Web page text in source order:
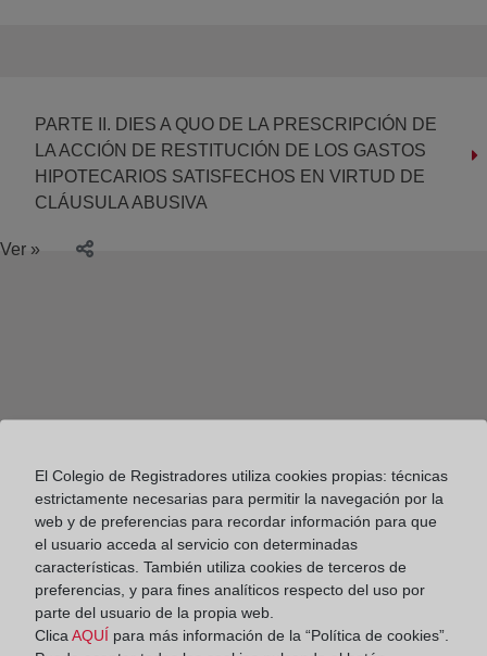
PARTE II. DIES A QUO DE LA PRESCRIPCIÓN DE
LA ACCIÓN DE RESTITUCIÓN DE LOS GASTOS
HIPOTECARIOS SATISFECHOS EN VIRTUD DE
CLÁUSULA ABUSIVA
Ver »
Colegio de Registradores
El Colegio de Registradores utiliza cookies propias: técnicas
estrictamente necesarias para permitir la navegación por la
web y de preferencias para recordar información para que
el usuario acceda al servicio con determinadas
características. También utiliza cookies de terceros de
preferencias, y para fines analíticos respecto del uso por
parte del usuario de la propia web.
Clica AQUÍ para más información de la “Política de cookies”.